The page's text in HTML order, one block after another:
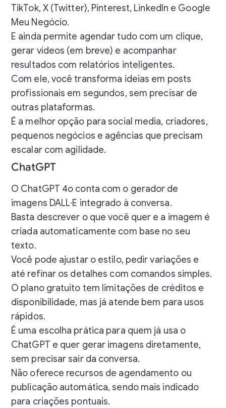
TikTok, X (Twitter), Pinterest, LinkedIn e Google
Meu Negócio.
E ainda permite agendar tudo com um clique,
gerar vídeos (em breve) e acompanhar
resultados com relatórios inteligentes.
Com ele, você transforma ideias em posts
profissionais em segundos, sem precisar de
outras plataformas.
É a melhor opção para social media, criadores,
pequenos negócios e agências que precisam
escalar com agilidade.
ChatGPT
O ChatGPT 4o conta com o gerador de
imagens DALL·E integrado à conversa.
Basta descrever o que você quer e a imagem é
criada automaticamente com base no seu
texto.
Você pode ajustar o estilo, pedir variações e
até refinar os detalhes com comandos simples.
O plano gratuito tem limitações de créditos e
disponibilidade, mas já atende bem para usos
rápidos.
É uma escolha prática para quem já usa o
ChatGPT e quer gerar imagens diretamente,
sem precisar sair da conversa.
Não oferece recursos de agendamento ou
publicação automática, sendo mais indicado
para criações pontuais.